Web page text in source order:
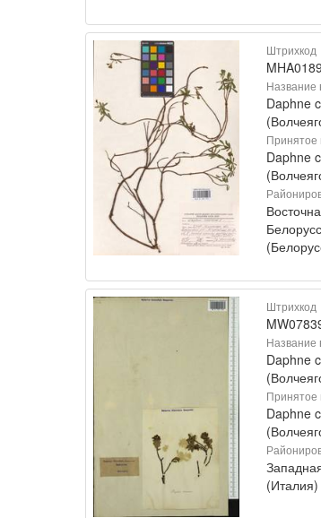
Штрихкод
Название
Daphne
Принятое
Daphne
Штрихкод
Название
Daphne
Принятое
Daphne
(Италия)